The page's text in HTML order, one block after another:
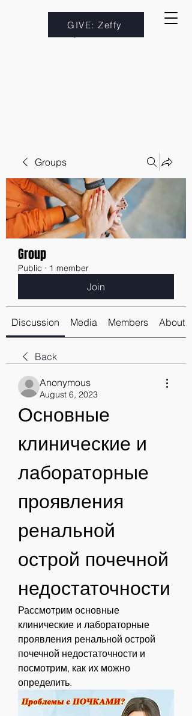
GIVE: Zeffy
Groups
Group
Public · 1 member
Join
Discussion Media Members About
Back
Anonymous
August 6, 2023
Основные
клинические и
лабораторные
проявления
ренальной
острой почечной
недостаточности
Рассмотрим основные
клинические и лабораторные
проявления ренальной острой
почечной недостаточности и
посмотрим, как их можно
определить.